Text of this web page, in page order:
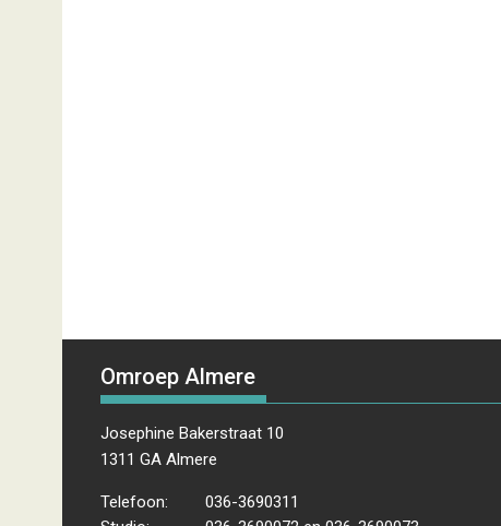
Omroep Almere
Josephine Bakerstraat 10
1311 GA Almere
Telefoon:
036-3690311